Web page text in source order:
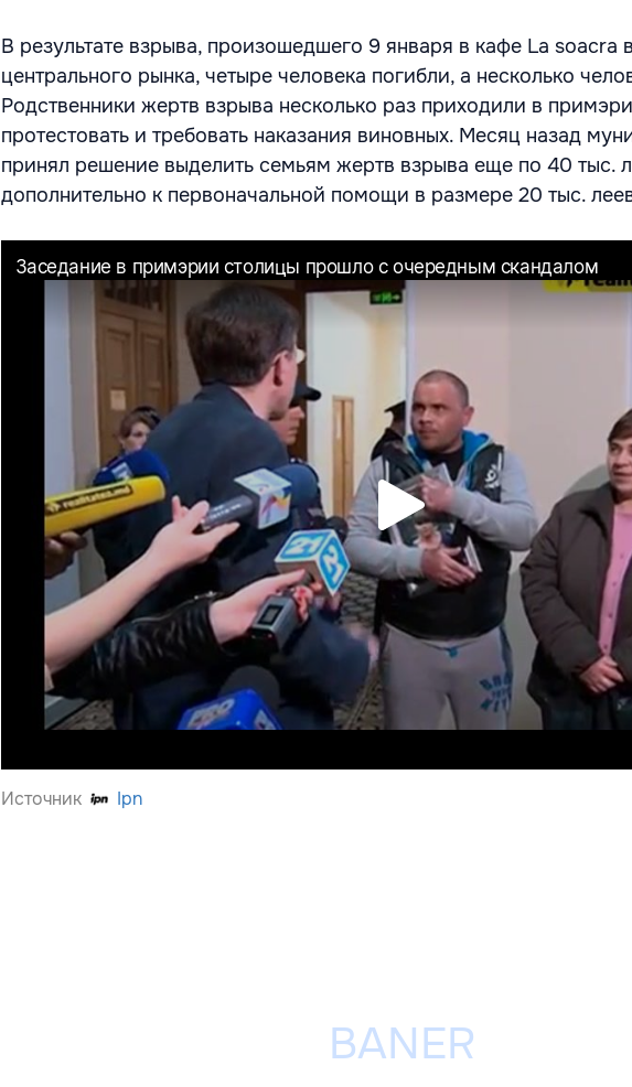
В результате взрыва, произошедшего 9 января в кафе La soacra
центрального рынка, четыре человека погибли, а несколько
Родственники жертв взрыва несколько раз приходили в
протестовать и требовать наказания виновных. Месяц назад
принял решение выделить семьям жертв взрыва еще по 40 тыс.
дополнительно к первоначальной помощи в размере 20 тыс.
Источник Ipn